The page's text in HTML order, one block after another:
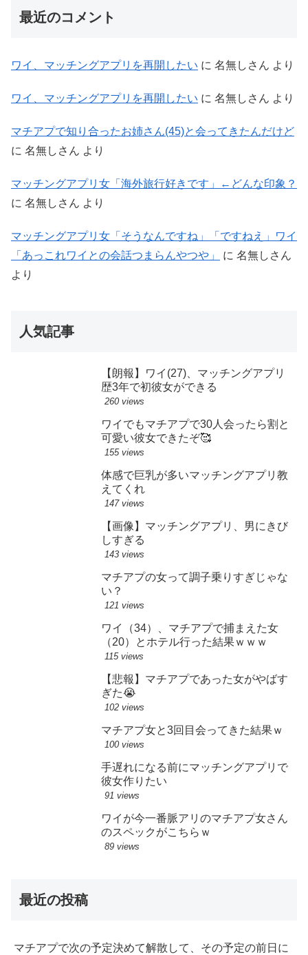
最近のコメント
ワイ、マッチングアプリを再開したい に 名無しさん より
ワイ、マッチングアプリを再開したい に 名無しさん より
マチアプで知り合ったお姉さん(45)と会ってきたんだけど
に 名無しさん より
マッチングアプリ女「海外旅行好きです」←どんな印象？
に 名無しさん より
マッチングアプリ女「そうなんですね」「ですねえ」ワイ
「あっこれワイとの会話つまらんやつや」
に 名無しさん
より
人気記事
【朗報】ワイ(27)、マッチングアプリ
歴3年で初彼女ができる
260 views
ワイでもマチアプで30人会ったら割と
可愛い彼女できたぞ🥰
155 views
体感で巨乳が多いマッチングアプリ教
えてくれ
147 views
【画像】マッチングアプリ、男にきび
しすぎる
143 views
マチアプの女って調子乗りすぎじゃな
い？
121 views
ワイ（34）、マチアプで捕まえた女
（20）とホテル行った結果ｗｗｗ
115 views
【悲報】マチアプであった女がやばす
ぎた😭
102 views
マチアプ女と3回目会ってきた結果ｗ
100 views
手遅れになる前にマッチングアプリで
彼女作りたい
91 views
ワイが今一番脈アリのマチアプ女さん
のスペックがこちらｗ
89 views
最近の投稿
マチアプで次の予定決めて解散して、その予定の前日に